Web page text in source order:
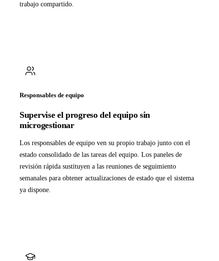
trabajo compartido.
Responsables de equipo
Supervise el progreso del equipo sin
microgestionar
Los responsables de equipo ven su propio trabajo junto con el
estado consolidado de las tareas del equipo. Los paneles de
revisión rápida sustituyen a las reuniones de seguimiento
semanales para obtener actualizaciones de estado que el sistema
ya dispone.